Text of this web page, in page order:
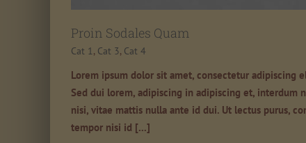
Proin Sodales Quam
Cat 1, Cat 3, Cat 4
Lorem ipsum dolor sit amet, consectetur adipiscing
Sed dui lorem, adipiscing in adipiscing et, interdum
nisi, vitae mattis nulla ante id dui. Ut lectus purus,
tempor nisi id [...]